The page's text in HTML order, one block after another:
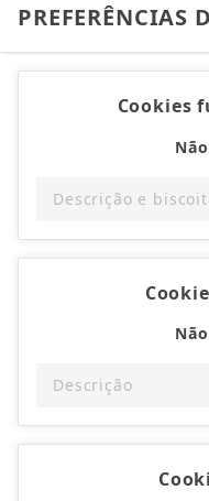
PREFERÊNCIAS
Cookies
Não
Descrição e
Não
Descrição